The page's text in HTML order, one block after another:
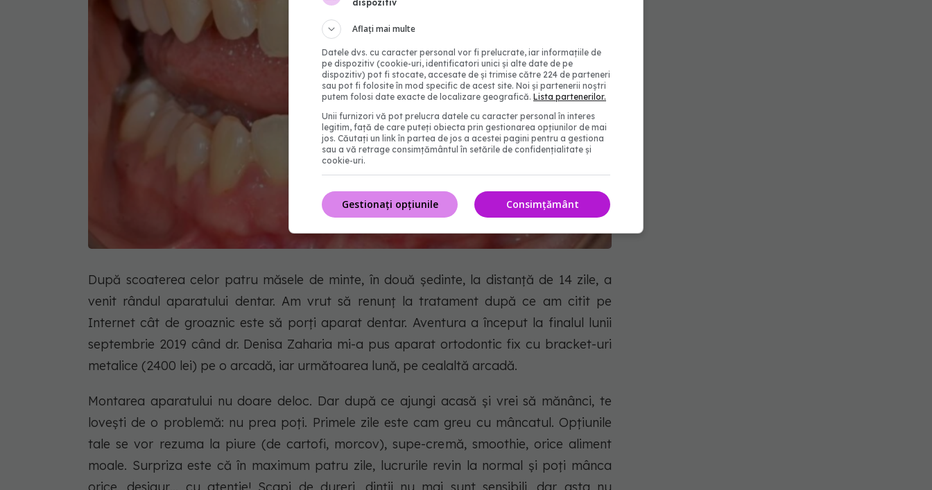
După scoaterea celor patru măsele de minte, în două ședinte, la distanță de 14 zile, a
venit rândul aparatului dentar. Am vrut să renunț la tratament după ce am citit pe
Internet cât de groaznic este să porți aparat dentar. Aventura a început la finalul lunii
septembrie 2019 când dr. Denisa Zaharia mi-a pus aparat ortodontic fix cu bracket-uri
metalice (2400 lei) pe o arcadă, iar următoarea lună, pe cealaltă arcadă.
Montarea aparatului nu doare deloc. Dar după ce ajungi acasă și vrei să mănânci, te
lovești de o problemă: nu prea poți. Primele zile este cam greu cu mâncatul. Opțiunile
tale se vor rezuma la piure (de cartofi, morcov), supe-cremă, smoothie, orice aliment
moale. Surpriza este că în maximum patru zile, lucrurile revin la normal și poți mânca
dispozitiv
Aflați mai multe
Datele dvs. cu caracter personal vor fi prelucrate, iar informațiile de
pe dispozitiv (cookie-uri, identificatori unici și alte date de pe
dispozitiv) pot fi stocate, accesate de și trimise către 224 de parteneri
sau pot fi folosite în mod specific de acest site. Noi și partenerii noștri
putem folosi date exacte de localizare geografică. Lista partenerilor.
Unii furnizori vă pot prelucra datele cu caracter personal în interes
legitim, față de care puteți obiecta prin gestionarea opțiunilor de mai
jos. Căutați un link în partea de jos a acestei pagini pentru a gestiona
sau a vă retrage consimțământul în setările de confidențialitate și
cookie-uri.
Consimțământ
Gestionați opțiunile